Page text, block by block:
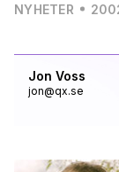
Jon Voss
jon@qx.se
NYHETER